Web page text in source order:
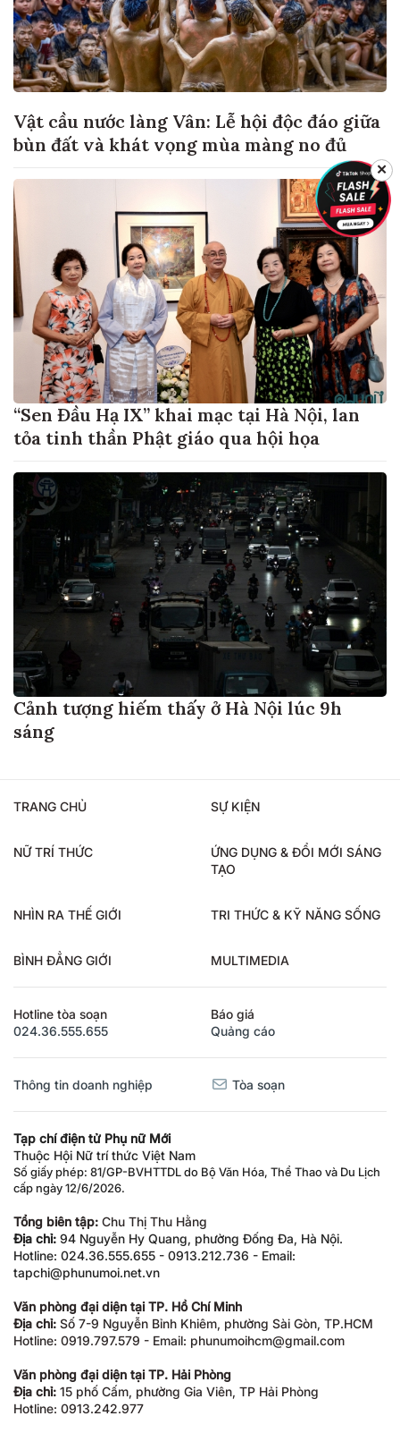
Vật cầu nước làng Vân: Lễ hội độc đáo giữa
bùn đất và khát vọng mùa màng no đủ
“Sen Đầu Hạ IX” khai mạc tại Hà Nội, lan
tỏa tinh thần Phật giáo qua hội họa
Cảnh tượng hiếm thấy ở Hà Nội lúc 9h
sáng
TRANG CHỦ SỰ KIỆN
NỮ TRÍ THỨC
ỨNG DỤNG & ĐỔI MỚI SÁNG
TẠO
NHÌN RA THẾ GIỚI TRI THỨC & KỸ NĂNG SỐNG
BÌNH ĐẲNG GIỚI MULTIMEDIA
Hotline tòa soạn
024.36.555.655
Báo giá
Quảng cáo
Thông tin doanh nghiệp Tòa soạn
Tạp chí điện tử Phụ nữ Mới
Thuộc Hội Nữ trí thức Việt Nam
Số giấy phép: 81/GP-BVHTTDL do Bộ Văn Hóa, Thể Thao và Du Lịch
cấp ngày 12/6/2026.
Tổng biên tập: Chu Thị Thu Hằng
Địa chỉ: 94 Nguyễn Hy Quang, phường Đống Đa, Hà Nội.
Hotline: 024.36.555.655 - 0913.212.736 - Email:
tapchi@phunumoi.net.vn
Văn phòng đại diện tại TP. Hồ Chí Minh
Địa chỉ: Số 7-9 Nguyễn Bỉnh Khiêm, phường Sài Gòn, TP.HCM
Hotline: 0919.797.579 - Email: phunumoihcm@gmail.com
Văn phòng đại diện tại TP. Hải Phòng
Địa chỉ: 15 phố Cấm, phường Gia Viên, TP Hải Phòng
Hotline: 0913.242.977
✕